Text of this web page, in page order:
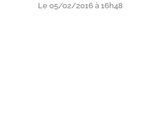
Le 05/02/2016 à 16h48